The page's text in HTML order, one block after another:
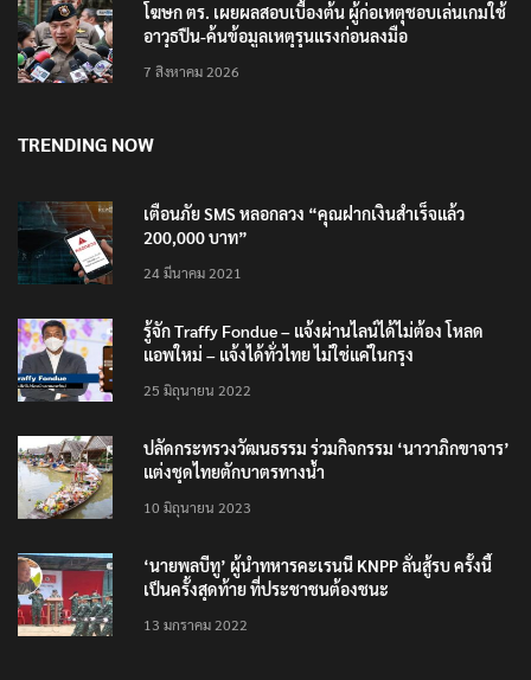
โฆษก ตร. เผยผลสอบเบื้องต้น ผู้ก่อเหตุชอบเล่นเกมใช้
อาวุธปืน-ค้นข้อมูลเหตุรุนแรงก่อนลงมือ
7 สิงหาคม 2026
TRENDING NOW
เตือนภัย SMS หลอกลวง “คุณฝากเงินสำเร็จแล้ว
200,000 บาท”
24 มีนาคม 2021
รู้จัก Traffy Fondue – แจ้งผ่านไลน์ได้ไม่ต้อง โหลด
แอพใหม่ – แจ้งได้ทั่วไทย ไม่ใช่แค่ในกรุง
25 มิถุนายน 2022
ปลัดกระทรวงวัฒนธรรม ร่วมกิจกรรม ‘นาวาภิกขาจาร’
แต่งชุดไทยตักบาตรทางน้ำ
10 มิถุนายน 2023
‘นายพลบีทู’ ผู้นำทหารคะเรนนี KNPP ลั่นสู้รบ ครั้งนี้
เป็นครั้งสุดท้าย ที่ประชาชนต้องชนะ
13 มกราคม 2022